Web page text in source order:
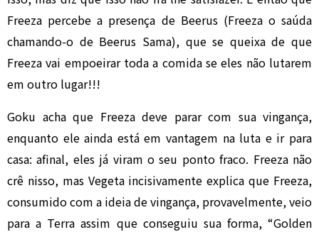
Freeza percebe a presença de Beerus (Freeza o saúda
chamando-o de Beerus Sama), que se queixa de que
Freeza vai empoeirar toda a comida se eles não lutarem
em outro lugar!!!
Goku acha que Freeza deve parar com sua vingança,
enquanto ele ainda está em vantagem na luta e ir para
casa: afinal, eles já viram o seu ponto fraco. Freeza não
crê nisso, mas Vegeta incisivamente explica que Freeza,
consumido com a ideia de vingança, provavelmente, veio
para a Terra assim que conseguiu sua forma, “Golden